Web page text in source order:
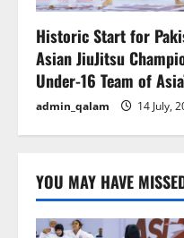
a
t
i
o
n
Historic Start for
Asian JiuJitsu
Under-16 Team of
admin_qalam 14 July,
YOU MAY HAVE